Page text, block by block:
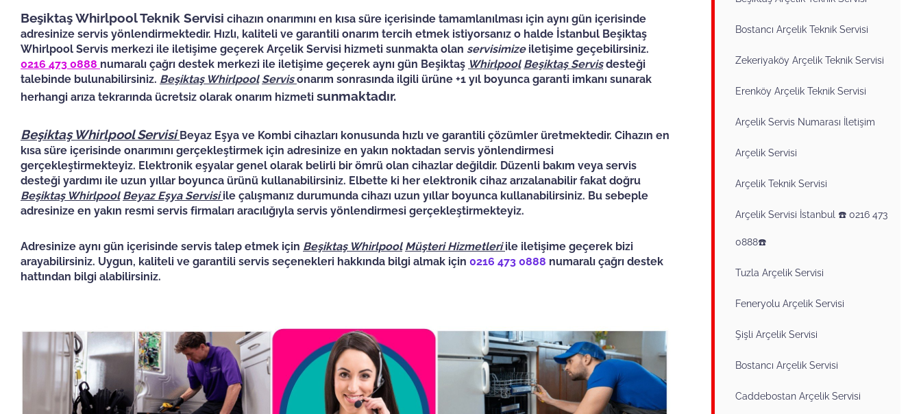
Beşiktaş Whirlpool Teknik Servisi cihazın onarımını en kısa süre içerisinde tamamlanılması için aynı gün içerisinde
adresinize servis yönlendirmektedir. Hızlı, kaliteli ve garantili onarım tercih etmek istiyorsanız o halde İstanbul Beşiktaş
Whirlpool Servis merkezi ile iletişime geçerek Arçelik Servisi hizmeti sunmakta olan servisimize iletişime geçebilirsiniz.
0216 473 0888 numaralı çağrı destek merkezi ile iletişime geçerek aynı gün Beşiktaş Whirlpool Beşiktaş Servisdesteği
talebinde bulunabilirsiniz. Beşiktaş Whirlpool Servis onarım sonrasında ilgili ürüne +1 yıl boyunca garanti imkanı sunarak
herhangi arıza tekrarında ücretsiz olarak onarım hizmeti sunmaktadır.
Beşiktaş Whirlpool Servisi Beyaz Eşya ve Kombi cihazları konusunda hızlı ve garantili çözümler üretmektedir. Cihazın en
kısa süre içerisinde onarımını gerçekleştirmek için adresinize en yakın noktadan servis yönlendirmesi
gerçekleştirmekteyiz. Elektronik eşyalar genel olarak belirli bir ömrü olan cihazlar değildir. Düzenli bakım veya servis
desteği yardımı ile uzun yıllar boyunca ürünü kullanabilirsiniz. Elbette ki her elektronik cihaz arızalanabilir fakat doğru
Beşiktaş Whirlpool Beyaz Eşya Servisiile çalışmanız durumunda cihazı uzun yıllar boyunca kullanabilirsiniz. Bu sebeple
adresinize en yakın resmi servis firmaları aracılığıyla servis yönlendirmesi gerçekleştirmekteyiz.
Adresinize aynı gün içerisinde servis talep etmek için Beşiktaş Whirlpool Müşteri Hizmetleriile iletişime geçerek bizi
arayabilirsiniz. Uygun, kaliteli ve garantili servis seçenekleri hakkında bilgi almak için 0216 473 0888 numaralı çağrı destek
hattından bilgi alabilirsiniz.
Bostancı Arçelik Teknik Servisi
Zekeriyaköy Arçelik Teknik Servisi
Erenköy Arçelik Teknik Servisi
Arçelik Servis Numarası İletişim
Arçelik Servisi
Arçelik Teknik Servisi
Arçelik Servisi İstanbul ☎️ 0216 473
0888☎️
Tuzla Arçelik Servisi
Feneryolu Arçelik Servisi
Şişli Arçelik Servisi
Bostancı Arçelik Servisi
Caddebostan Arçelik Servisi